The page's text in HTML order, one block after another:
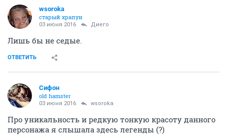
wsoroka
старый храпун
03 июня 2016 Диего
Лишь бы не седые.
ОТВЕТИТЬ
Сифон
old hamster
03 июня 2016 wsoroka
Про уникальность и редкую тонкую красоту данного
персонажа я слышала здесь легенды (?)